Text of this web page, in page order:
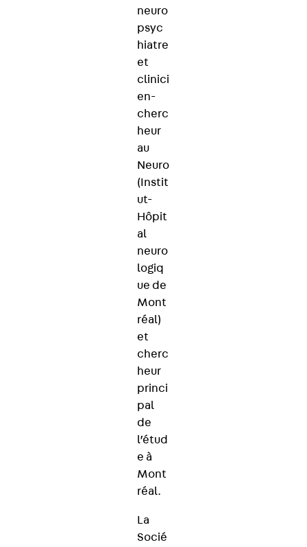
neuro
psyc
hiatre
et
clinici
en-
cherc
heur
au
Neuro
(Instit
ut-
Hôpit
al
neuro
logiq
ue de
Mont
réal)
et
cherc
heur
princi
pal
de
l’étud
e à
Mont
réal.
La
Socié